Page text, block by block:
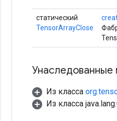
статический
TensorArrayClose
Унаследованные
Из класса
Из класса